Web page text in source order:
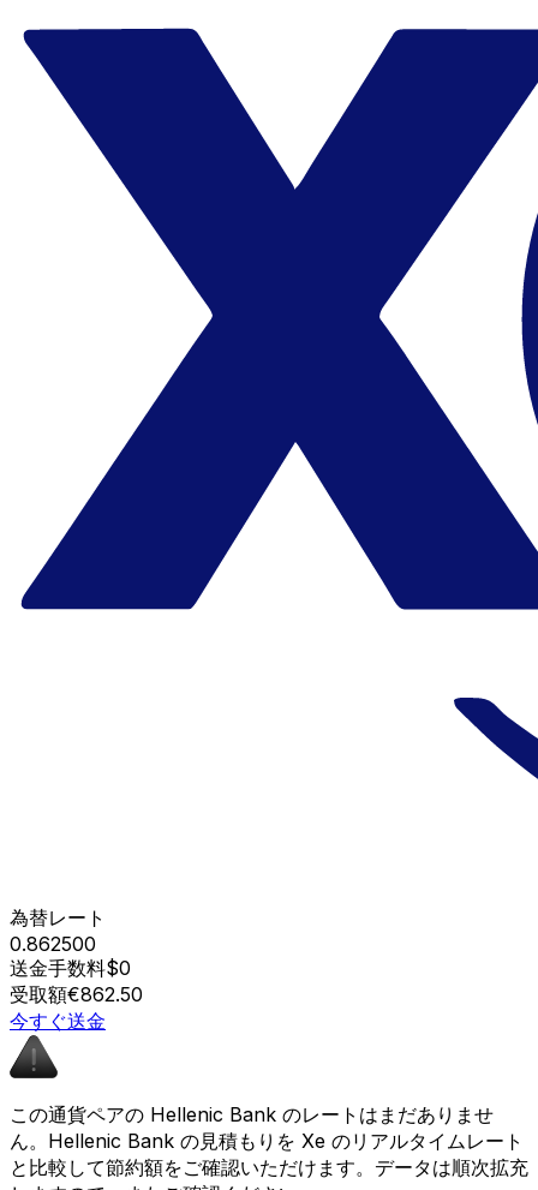
為替レート
0.862500
送金手数料$0
受取額€862.50
今すぐ送金
この通貨ペアの Hellenic Bank のレートはまだありませ
ん。Hellenic Bank の見積もりを Xe のリアルタイムレート
と比較して節約額をご確認いただけます。データは順次拡充